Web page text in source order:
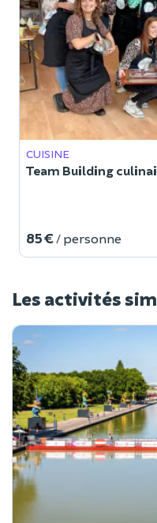
CUISINE
Team Building
85 € / personne
Les activités